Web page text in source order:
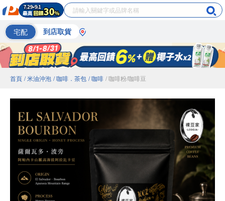
宅配 到店取貨
首頁 / 米油沖泡 / 咖啡．茶包 / 咖啡 / 咖啡粉/咖啡豆